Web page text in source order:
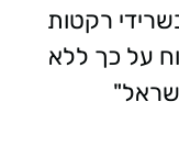
רקטות
על כך ללא